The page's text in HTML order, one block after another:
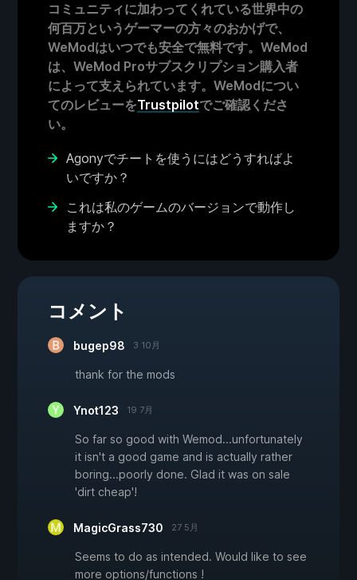
コミュニティに加わってくれている世界中の
何百万というゲーマーの方々のおかげで、
WeModはいつでも安全で無料です。WeMod
は、WeMod Proサブスクリプション購入者
によって支えられています。WeModについ
てのレビューをTrustpilotでご確認くださ
い。
Agonyでチートを使うにはどうすればよ
いですか？
これは私のゲームのバージョンで動作し
ますか？
コメント
bugep98 3 10月
thank for the mods
Ynot123 19 7月
So far so good with Wemod...unfortunately
it isn't a good game and is actually rather
boring...poorly done. Glad it was on sale
'dirt cheap'!
MagicGrass730 27 5月
Seems to do as intended. Would like to see
more options/functions !